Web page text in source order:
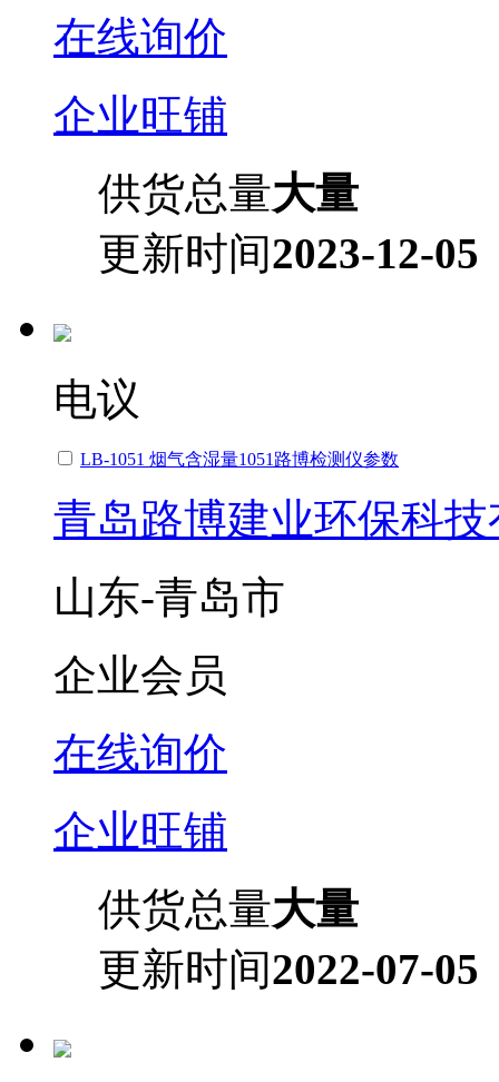
在线询价
企业旺铺
供货总量大量
更新时间2023-12-05
电议
LB-1051 烟气含湿量1051路博检测仪参数
青岛路博建业环保科
山东-青岛市
企业会员
在线询价
企业旺铺
供货总量大量
更新时间2022-07-05